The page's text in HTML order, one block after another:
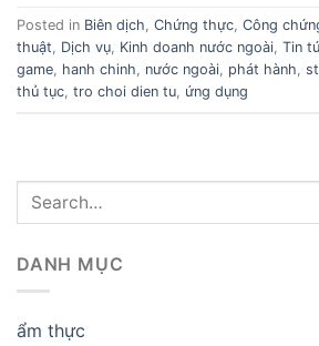
Posted in Biên dịch, Chứng thực, Công
thuật, Dịch vụ, Kinh doanh nước ngoài, Tin
game, hanh chinh, nước ngoài, phát hành,
thủ tục, tro choi dien tu, ứng dụng
DANH MỤC
ẩm thực